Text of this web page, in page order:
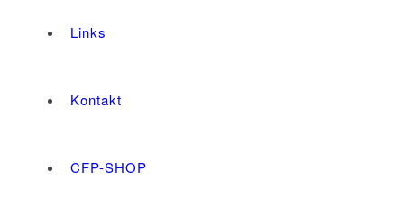
Links
Kontakt
CFP-SHOP